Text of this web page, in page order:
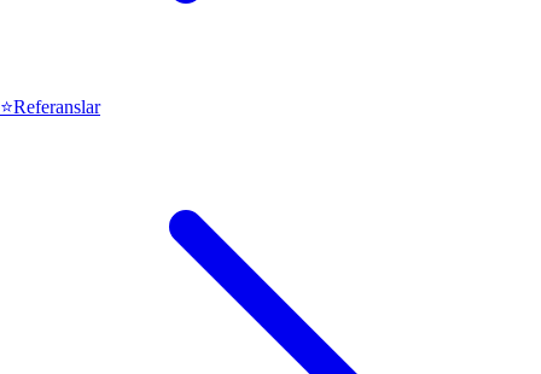
⭐Referanslar